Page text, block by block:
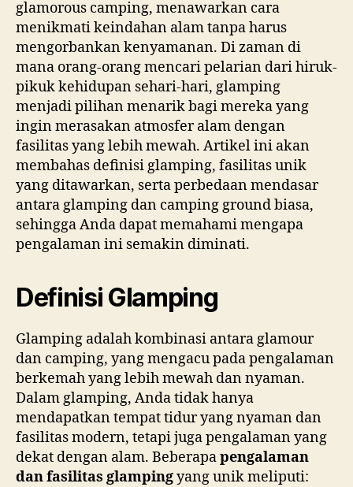
glamorous camping, menawarkan cara
menikmati keindahan alam tanpa harus
mengorbankan kenyamanan. Di zaman di
mana orang-orang mencari pelarian dari hiruk-
pikuk kehidupan sehari-hari, glamping
menjadi pilihan menarik bagi mereka yang
ingin merasakan atmosfer alam dengan
fasilitas yang lebih mewah. Artikel ini akan
membahas definisi glamping, fasilitas unik
yang ditawarkan, serta perbedaan mendasar
antara glamping dan camping ground biasa,
sehingga Anda dapat memahami mengapa
pengalaman ini semakin diminati.
Definisi Glamping
Glamping adalah kombinasi antara glamour
dan camping, yang mengacu pada pengalaman
berkemah yang lebih mewah dan nyaman.
Dalam glamping, Anda tidak hanya
mendapatkan tempat tidur yang nyaman dan
fasilitas modern, tetapi juga pengalaman yang
dekat dengan alam. Beberapapengalaman
dan fasilitas glampingyang unik meliputi: